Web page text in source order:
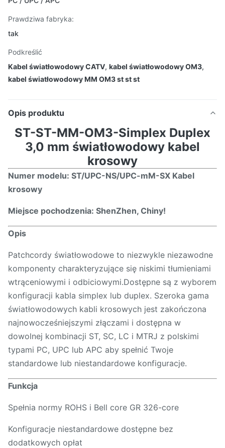
Prawdziwa fabryka:
tak
Podkreślić
Kabel światłowodowy CATV, kabel światłowodowy OM3,
kabel światłowodowy MM OM3 st st st
Opis produktu
ST-ST-MM-OM3-Simplex Duplex
3,0 mm światłowodowy kabel
krosowy
Numer modelu: ST/UPC-NS/UPC-mM-SX Kabel
krosowy
Miejsce pochodzenia: ShenZhen, Chiny!
Opis
Patchcordy światłowodowe to niezwykle niezawodne
komponenty charakteryzujące się niskimi tłumieniami
wtrąceniowymi i odbiciowymi.Dostępne są z wyborem
konfiguracji kabla simplex lub duplex. Szeroka gama
światłowodowych kabli krosowych jest zakończona
najnowocześniejszymi złączami i dostępna w
dowolnej kombinacji ST, SC, LC i MTRJ z polskimi
typami PC, UPC lub APC aby spełnić Twoje
standardowe lub niestandardowe konfiguracje.
Funkcja
Spełnia normy ROHS i Bell core GR 326-core
Konfiguracje niestandardowe dostępne bez
dodatkowych opłat